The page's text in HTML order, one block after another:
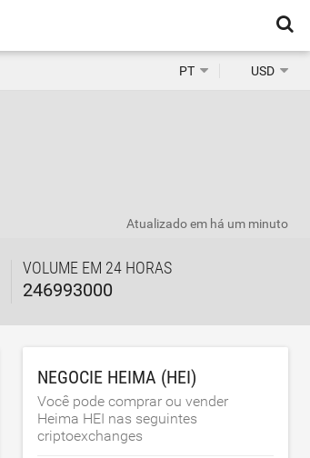
PT USD
VOLUME EM 24 HORAS
246993000
Atualizado em há um minuto
NEGOCIE HEIMA (HEI)
Você pode comprar ou vender
Heima HEI nas seguintes
criptoexchanges